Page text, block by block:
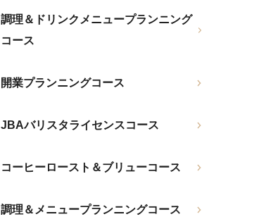
調理＆ドリンクメニュープランニング
コース
開業プランニングコース
JBAバリスタライセンスコース
コーヒーロースト＆ブリューコース
調理＆メニュープランニングコース